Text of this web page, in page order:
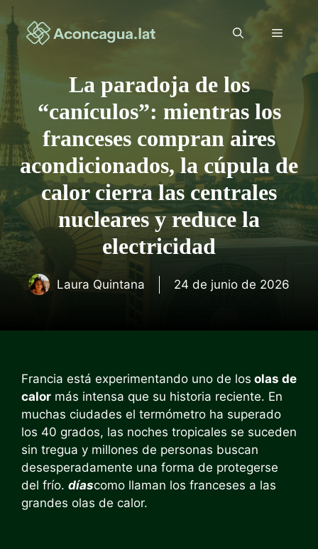
Saltar
al
contenido
Menú
La paradoja de los
“canículos”: mientras los
franceses compran aires
acondicionados, la cúpula de
calor cierra las centrales
nucleares y reduce la
electricidad
Laura Quintana 24 de junio de 2026
Francia está experimentando uno de los olas de
calor más intensa que su historia reciente. En
muchas ciudades el termómetro ha superado
los 40 grados, las noches tropicales se suceden
sin tregua y millones de personas buscan
desesperadamente una forma de protegerse
del frío. díascomo llaman los franceses a las
grandes olas de calor.